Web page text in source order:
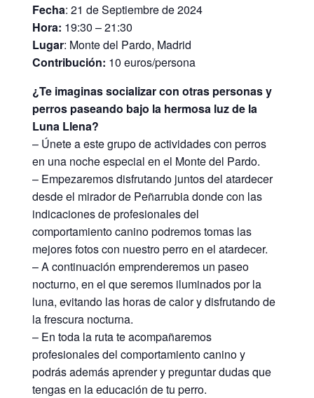
Fecha: 21 de Septiembre de 2024
Hora: 19:30 – 21:30
Lugar: Monte del Pardo, Madrid
Contribución: 10 euros/persona
¿Te imaginas socializar con otras personas y
perros paseando bajo la hermosa luz de la
Luna Llena?
– Únete a este grupo de actividades con perros
en una noche especial en el Monte del Pardo.
– Empezaremos disfrutando juntos del atardecer
desde el mirador de Peñarrubia donde con las
indicaciones de profesionales del
comportamiento canino podremos tomas las
mejores fotos con nuestro perro en el atardecer.
– A continuación emprenderemos un paseo
nocturno, en el que seremos iluminados por la
luna, evitando las horas de calor y disfrutando de
la frescura nocturna.
– En toda la ruta te acompañaremos
profesionales del comportamiento canino y
podrás además aprender y preguntar dudas que
tengas en la educación de tu perro.